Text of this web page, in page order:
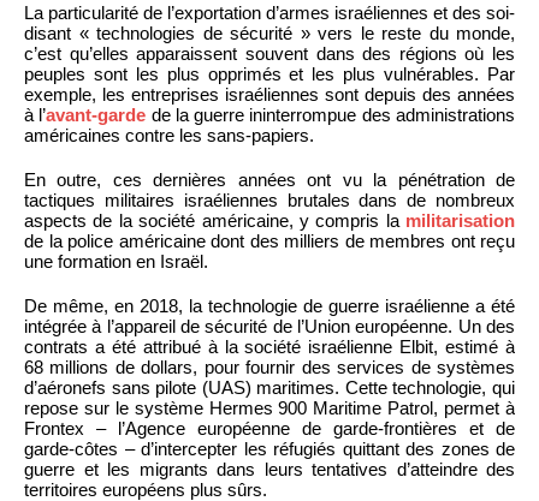
La particularité de l’exportation d’armes israéliennes et des soi-
disant « technologies de sécurité » vers le reste du monde,
c’est qu’elles apparaissent souvent dans des régions où les
peuples sont les plus opprimés et les plus vulnérables. Par
exemple, les entreprises israéliennes sont depuis des années
à l’avant-garde de la guerre ininterrompue des administrations
américaines contre les sans-papiers.
En outre, ces dernières années ont vu la pénétration de
tactiques militaires israéliennes brutales dans de nombreux
aspects de la société américaine, y compris la militarisation
de la police américaine dont des milliers de membres ont reçu
une formation en Israël.
De même, en 2018, la technologie de guerre israélienne a été
intégrée à l’appareil de sécurité de l’Union européenne. Un des
contrats a été attribué à la société israélienne Elbit, estimé à
68 millions de dollars, pour fournir des services de systèmes
d’aéronefs sans pilote (UAS) maritimes. Cette technologie, qui
repose sur le système Hermes 900 Maritime Patrol, permet à
Frontex – l’Agence européenne de garde-frontières et de
garde-côtes – d’intercepter les réfugiés quittant des zones de
guerre et les migrants dans leurs tentatives d’atteindre des
territoires européens plus sûrs.